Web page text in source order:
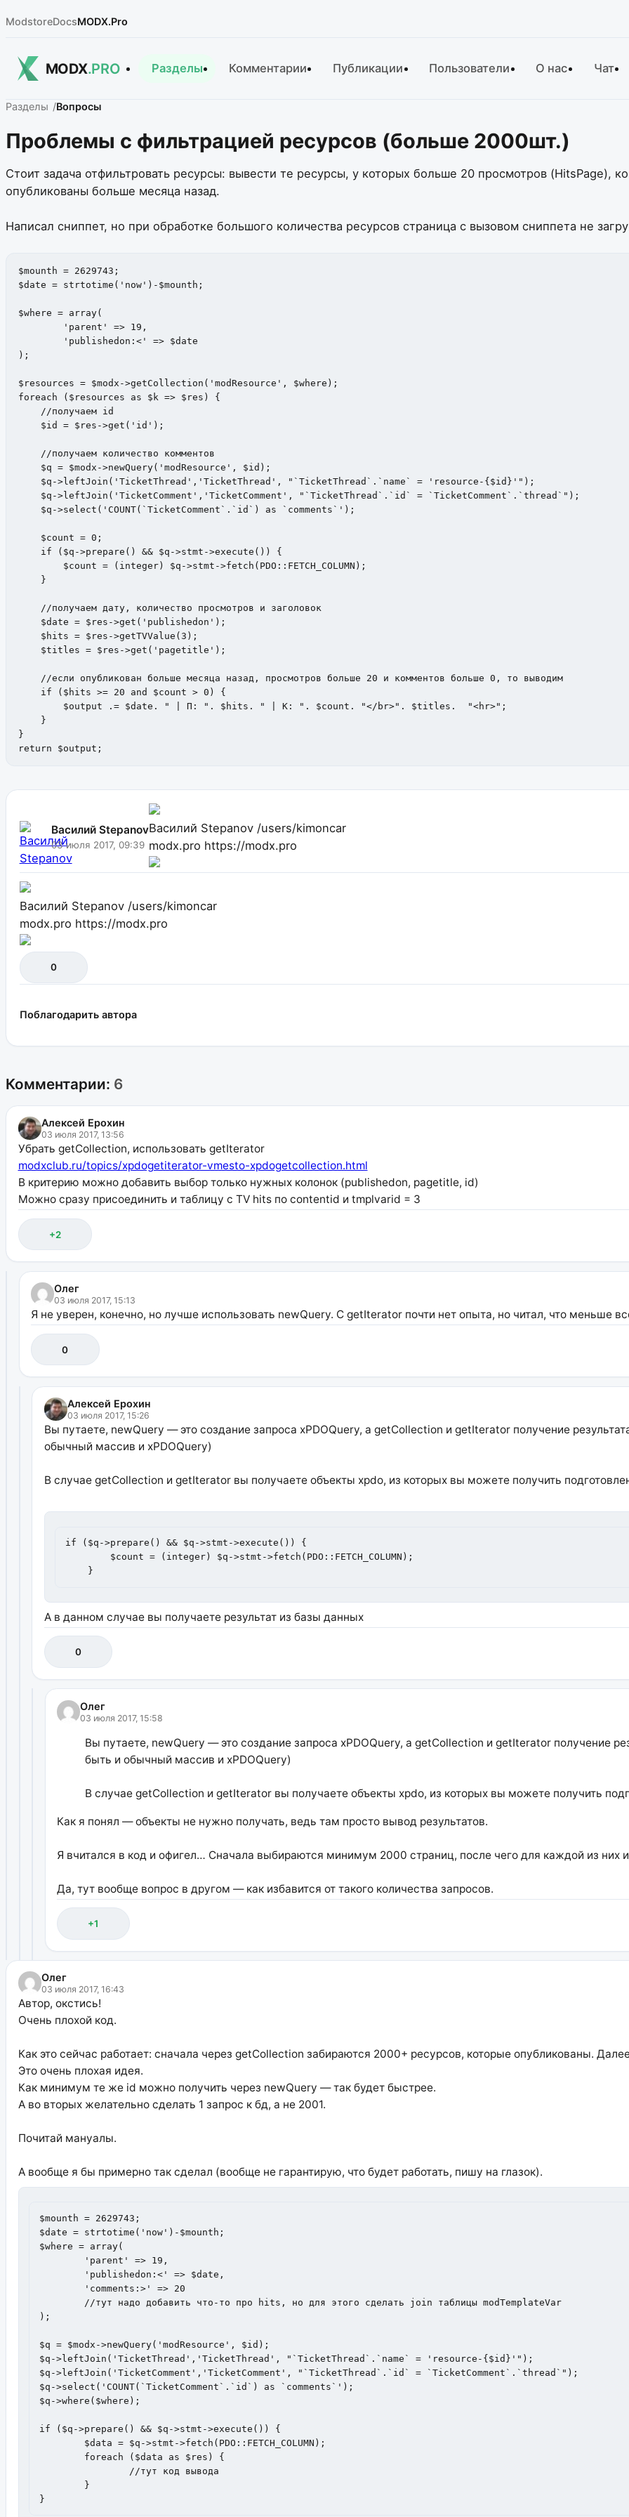
ModstoreDocsMODX.Pro
MODX.PRO Разделы Комментарии Публикации Пользователи О нас Чат
Разделы Вопросы
Проблемы с фильтрацией ресурсов (больше 2000шт.)
Стоит задача отфильтровать ресурсы: вывести те ресурсы, у которых больше 20 просмотров (HitsPage),
опубликованы больше месяца назад.
Написал сниппет, но при обработке большого количества ресурсов страница с вызовом сниппета не
$mounth = 2629743;
$date = strtotime('now')-$mounth;
$where = array(
);
$resources = $modx->getCollection('modResource', $where);
foreach ($resources as $k => $res) {
    //получаем id
    $id = $res->get('id');
    //получаем количество комментов
    $q = $modx->newQuery('modResource', $id);
    $q->leftJoin('TicketThread','TicketThread', "`TicketThread`.`name` = 'resource-{$id}'");
    $q->leftJoin('TicketComment','TicketComment', "`TicketThread`.`id` = `TicketComment`.`thread`");
    $q->select('COUNT(`TicketComment`.`id`) as `comments`');
    $count = 0;
    if ($q->prepare() && $q->stmt->execute()) {
    }
    //получаем дату, количество просмотров и заголовок
    $date = $res->get('publishedon');
    $hits = $res->getTVValue(3);
    $titles = $res->get('pagetitle');
    //если опубликован больше месяца назад, просмотров больше 20 и комментов больше 0, то выводим
    if ($hits >= 20 and $count > 0) {
        $output .= $date. " | П: ". $hits. " | К: ". $count. "</br>". $titles.  "<hr>";
    }
}
return $output;
Василий Stepanov
03 июля 2017, 09:39
Василий Stepanov /users/kimoncar
modx.pro https://modx.pro
Василий Stepanov /users/kimoncar
modx.pro https://modx.pro
0
Поблагодарить автора
Комментарии: 6
Алексей Ерохин
03 июля 2017, 13:56
Убрать getCollection, использовать getIterator
modxclub.ru/topics/xpdogetiterator-vmesto-xpdogetcollection.html
В критерию можно добавить выбор только нужных колонок (publishedon, pagetitle, id)
Можно сразу присоединить и таблицу с TV hits по contentid и tmplvarid = 3
+2
Олег
03 июля 2017, 15:13
Я не уверен, конечно, но лучше использовать newQuery. С getIterator почти нет опыта, но читал, что меньше
0
Алексей Ерохин
03 июля 2017, 15:26
Вы путаете, newQuery — это создание запроса xPDOQuery, а getCollection и getIterator получение
обычный массив и xPDOQuery)
В случае getCollection и getIterator вы получаете объекты xpdo, из которых вы можете получить
if ($q->prepare() && $q->stmt->execute()) {
    }
А в данном случае вы получаете результат из базы данных
0
Олег
03 июля 2017, 15:58
Вы путаете, newQuery — это создание запроса xPDOQuery, а getCollection и getIterator получение
быть и обычный массив и xPDOQuery)
В случае getCollection и getIterator вы получаете объекты xpdo, из которых вы можете получить
Как я понял — объекты не нужно получать, ведь там просто вывод результатов.
Я вчитался в код и офигел… Сначала выбираются минимум 2000 страниц, после чего для каждой из них
Да, тут вообще вопрос в другом — как избавится от такого количества запросов.
+1
Олег
03 июля 2017, 16:43
Автор, окстись!
Очень плохой код.
Как это сейчас работает: сначала через getCollection забираются 2000+ ресурсов, которые опубликованы.
Это очень плохая идея.
Как минимум те же id можно получить через newQuery — так будет быстрее.
А во вторых желательно сделать 1 запрос к бд, а не 2001.
Почитай мануалы.
А вообще я бы примерно так сделал (вообще не гарантирую, что будет работать, пишу на глазок).
$mounth = 2629743;
$date = strtotime('now')-$mounth;
$where = array(
);
$q = $modx->newQuery('modResource', $id);
$q->leftJoin('TicketThread','TicketThread', "`TicketThread`.`name` = 'resource-{$id}'");
$q->leftJoin('TicketComment','TicketComment', "`TicketThread`.`id` = `TicketComment`.`thread`");
$q->select('COUNT(`TicketComment`.`id`) as `comments`');
$q->where($where);
if ($q->prepare() && $q->stmt->execute()) {
}